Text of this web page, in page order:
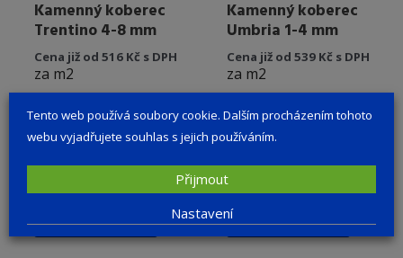
Kamenný koberec
Trentino 4-8 mm
Cena již od 516 Kč s DPH
za m2
DPH
Do konce slevy zbývá 24
dnů!
Skladem
Výběr možností
Tento
produkt
Kamenný koberec
Umbria 1-4 mm
Cena již od 539 Kč s DPH
za m2
DPH
Do konce slevy zbývá 24
dnů!
Skladem
Výběr možností
produkt
Tento web používá soubory cookie. Dalším procházením tohoto
webu vyjadřujete souhlas s jejich používáním.
Nastavení
Přijmout